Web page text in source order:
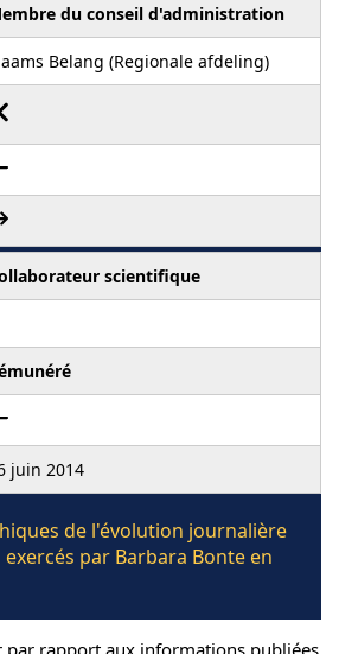
du conseil d'administration
Belang (Regionale afdeling)
scientifique
juin 2014
de l'évolution journalière
par Barbara Bonte en
par rapport aux informations publiées